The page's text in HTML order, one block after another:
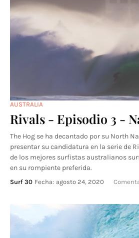
AUSTRALIA
Rivals - Episodio 3 -
The Hog se ha decantado por su North
presentar su candidatura en la serie de
de los mejores surfistas australianos
en su rompiente preferida.
Surf 30 Fecha: agosto 24, 2020